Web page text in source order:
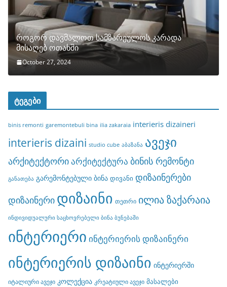
როგორ დავმალოთ სამზარეულოს კარადა
მისაღებ ოთახში
October 27, 2024
ტეგები
binis remonti garemontebuli bina ilia zakaraia interieris dizaineri
interieris dizaini studio cube აბაზანა ავეჯი
არქიტექტორიარქიტექტურა ბინის რემონტი
განათება გარემონტებული ბინა დივანი დიზაინერები
დიზაინერი დიზაინი თეთრი ილია ზაქარაია
ინდივიდუალური საცხოვრებელი ბინა ბუნებაში
ინტერიერი ინტერიერის დიზაინერი
ინტერიერის დიზაინი ინტერიერში
იტალიური ავეჯი კოლექცია კრეატიული ავეჯი მასალები